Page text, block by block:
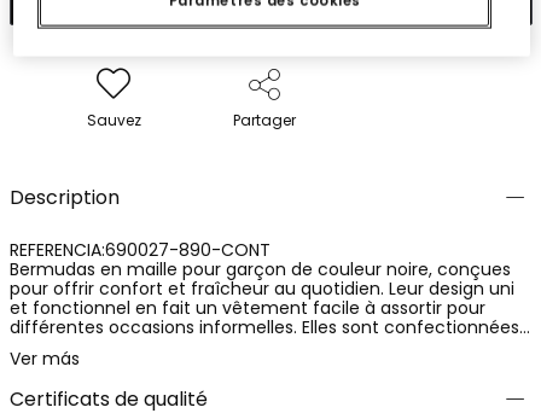
Sauvez Partager
Description
REFERENCIA:690027-890-CONT
Bermudas en maille pour garçon de couleur noire, conçues
pour offrir confort et fraîcheur au quotidien. Leur design uni
et fonctionnel en fait un vêtement facile à assortir pour
différentes occasions informelles. Elles sont confectionnées
dans un tissu en maille douce, avec une composition de 100%
coton, apportant respirabilité et une sensation agréable au
contact de la peau. Un vêtement pratique et polyvalent,
idéal pour les mois les plus chauds.
Ver más
Certificats de qualité